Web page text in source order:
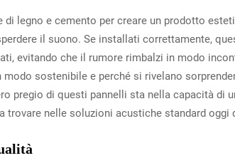
legno e cemento per creare un prodotto
il suono. Se installati correttamente,
evitando che il rumore rimbalzi in modo
sostenibile e perché si rivelano
pregio di questi pannelli sta nella capacità di
nelle soluzioni acustiche standard